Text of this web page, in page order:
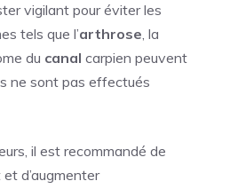
vigilant pour éviter les
tels que l’arthrose, la
du canal carpien peuvent
ne sont pas effectués
il est recommandé de
d’augmenter